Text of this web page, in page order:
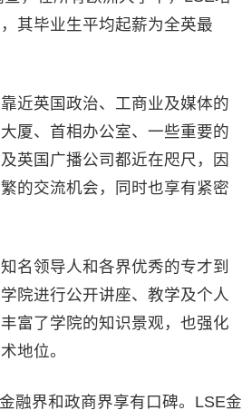
其毕业生平均起薪为全英最
近英国政治、工商业及媒体的
厦、首相办公室、一些重要的
英国广播公司都近在咫尺，因
的交流机会，同时也享有紧密
名领导人和各界优秀的专才到
院进行公开讲座、教学及个人
富了学院的知识景观，也强化
地位。
融界和政商界享有口碑。LSE金